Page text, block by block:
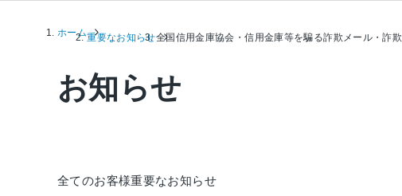
普通預金・総合口座 定期預金
投資信託
住宅ローン リフォームロー
カーローン
ATM関連サービス 店舗・ATM
その他サービス
年金無料相談 税務相談
住宅ローンシミュレータ
預金金利 一覧 ローン金利 一覧
ホーム重要なお知らせ全国信用金庫協会・信用金庫等を騙る詐欺メール・詐
お知らせ
全てのお客様重要なお知らせ